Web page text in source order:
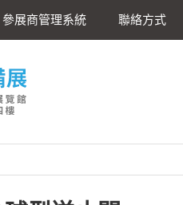
參展商管理系統 聯絡方式